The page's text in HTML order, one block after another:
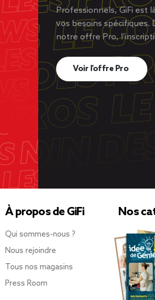
Professionnels, GiFi est
vos besoins spécifiques.
notre offre Pro,
Voir l’offre Pro
À propos de GiFi
Qui sommes-nous ?
Nous rejoindre
Tous nos magasins
Press Room
Nos